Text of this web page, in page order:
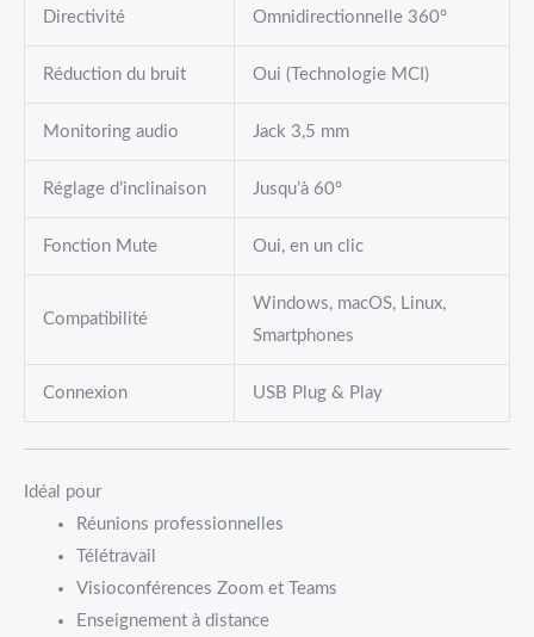
Directivité Omnidirectionnelle 360°
Réduction du bruit Oui (Technologie MCI)
Monitoring audio Jack 3,5 mm
Réglage d’inclinaison Jusqu’à 60°
Fonction Mute Oui, en un clic
Compatibilité
Windows, macOS, Linux,
Smartphones
Connexion USB Plug & Play
Idéal pour
Réunions professionnelles
Télétravail
Visioconférences Zoom et Teams
Enseignement à distance